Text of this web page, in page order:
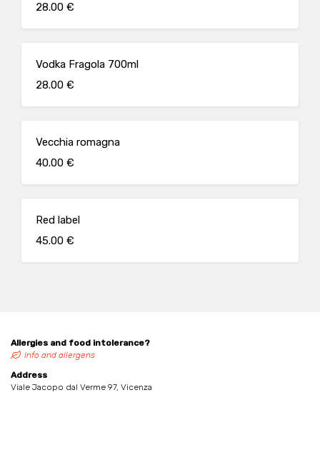
28.00 €
Vodka Fragola 700ml
28.00 €
Vecchia romagna
40.00 €
Red label
45.00 €
Allergies and food intolerance?
Info and allergens
Address
Viale Jacopo dal Verme 97, Vicenza